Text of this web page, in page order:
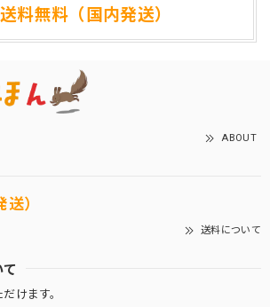
送料無料（国内発送）
ABOUT
）
送料について
けます。